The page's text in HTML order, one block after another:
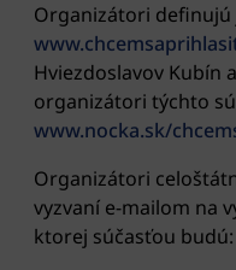
Organizátori definujú
Hviezdoslavov Kubín
organizátori týchto
www.nocka.sk/
Organizátori
vyzvaní e-mailom na
ktorej súčasťou budú: